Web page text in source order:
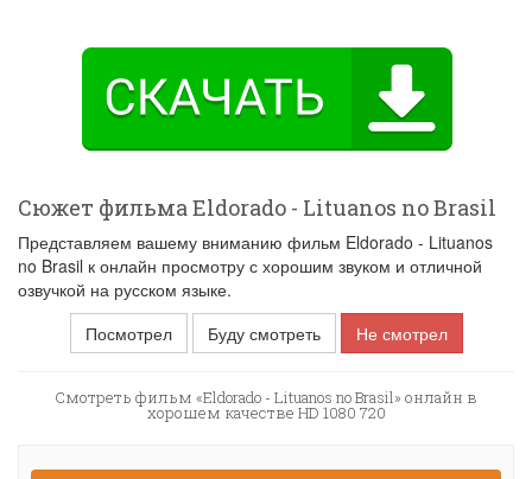
Сюжет фильма Eldorado - Lituanos no Brasil
Представляем вашему вниманию фильм Eldorado - Lituanos
no Brasil к онлайн просмотру с хорошим звуком и отличной
озвучкой на русском языке.
Посмотрел
Буду смотреть Не смотрел
Смотреть фильм «Eldorado - Lituanos no Brasil» онлайн в
хорошем качестве HD 1080 720